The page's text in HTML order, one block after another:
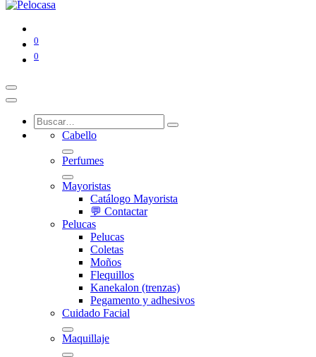
0
0
Cabello
Perfumes
Mayoristas
Catálogo Mayorista
💬 Contactar
Pelucas
Pelucas
Coletas
Moños
Flequillos
Kanekalon (trenzas)
Pegamento y adhesivos
Cuidado Facial
Maquillaje